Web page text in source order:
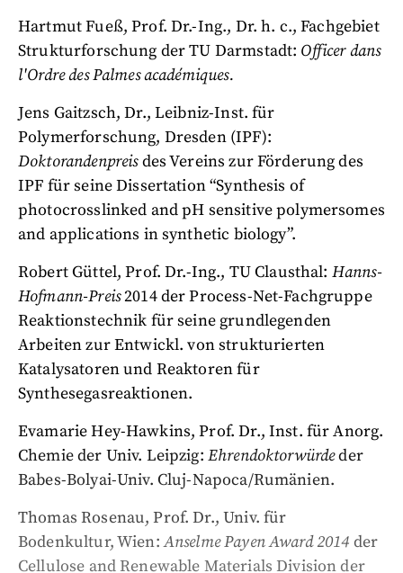
Hartmut Fueß, Prof. Dr.-Ing., Dr. h. c., Fachgebiet
Strukturforschung der TU Darmstadt: Officer dans
l'Ordre des Palmes académiques.
Jens Gaitzsch, Dr., Leibniz-Inst. für
Polymerforschung, Dresden (IPF):
Doktorandenpreisdes Vereins zur Förderung des
IPF für seine Dissertation “Synthesis of
photocrosslinked and pH sensitive polymersomes
and applications in synthetic biology”.
Robert Güttel, Prof. Dr.-Ing., TU Clausthal: Hanns-
Hofmann-Preis2014 der Process-Net-Fachgruppe
Reaktionstechnik für seine grundlegenden
Arbeiten zur Entwickl. von strukturierten
Katalysatoren und Reaktoren für
Synthesegasreaktionen.
Evamarie Hey-Hawkins, Prof. Dr., Inst. für Anorg.
Chemie der Univ. Leipzig: Ehrendoktorwürdeder
Babes-Bolyai-Univ. Cluj-Napoca/Rumänien.
Thomas Rosenau, Prof. Dr., Univ. für
Bodenkultur, Wien:Anselme Payen Award 2014 der
Cellulose and Renewable Materials Division der